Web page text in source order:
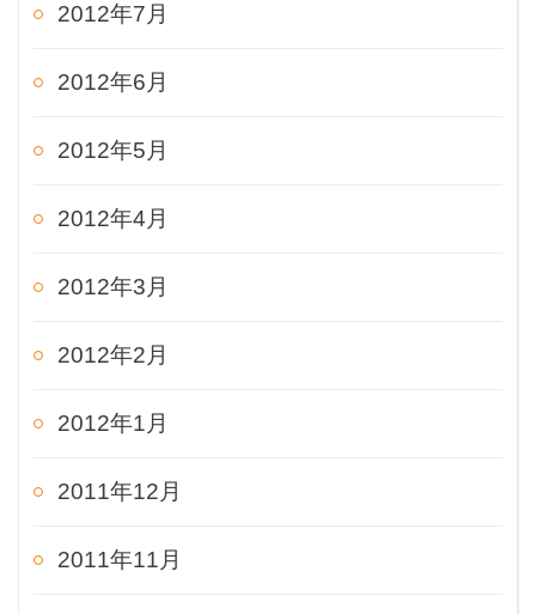
2012年7月
2012年6月
2012年5月
2012年4月
2012年3月
2012年2月
2012年1月
2011年12月
2011年11月